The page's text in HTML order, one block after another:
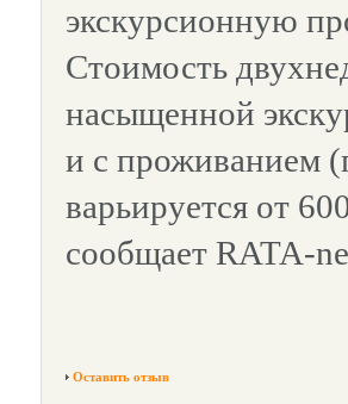
экскурсионную
Стоимость
насыщенной
и с проживанием
варьируется от
сообщает RATA-
Оставить отзыв